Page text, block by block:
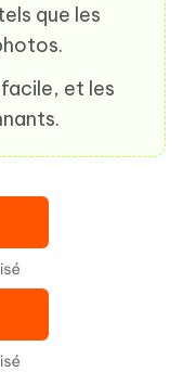
que les
et les